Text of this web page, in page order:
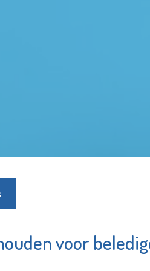
voor
Hague